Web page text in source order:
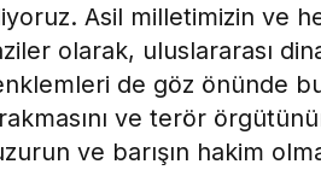
Asil milletimizin ve
olarak, uluslararası
de göz önünde
ve terör
ve barışın hakim